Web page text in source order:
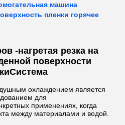
машина
пленки горячее
-нагретая резка на
поверхности
Система
охлаждением является
для
применениях, когда
между материалами и водой.